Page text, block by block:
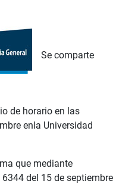
Se comparte
de horario en las
enla Universidad
que mediante
del 15 de septiembre